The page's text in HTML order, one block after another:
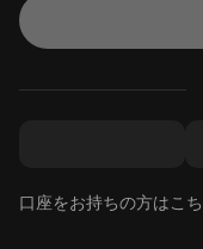
口座をお持ちの方はこ